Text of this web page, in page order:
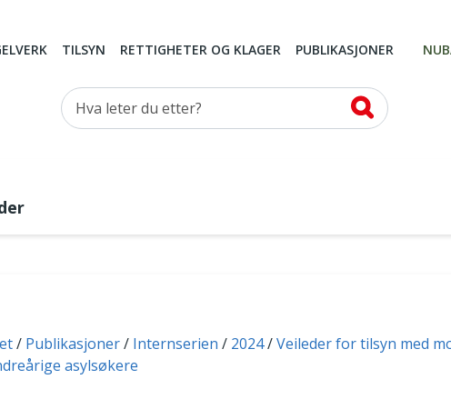
TILSYN RETTIGHETER OG KLAGER PUBLIKASJONER
Hva leter du etter?
Publikasjoner Internserien 2024
Veileder for tilsyn med
asylsøkere